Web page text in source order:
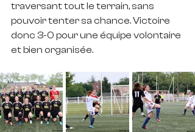
traversant tout le terrain, sans
pouvoir tenter sa chance. Victoire
donc 3-0 pour une équipe volontaire
et bien organisée.